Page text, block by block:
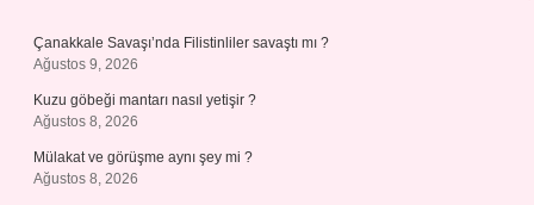
Çanakkale Savaşı’nda Filistinliler savaştı mı ?
Ağustos 9, 2026
Kuzu göbeği mantarı nasıl yetişir ?
Ağustos 8, 2026
Mülakat ve görüşme aynı şey mi ?
Ağustos 8, 2026